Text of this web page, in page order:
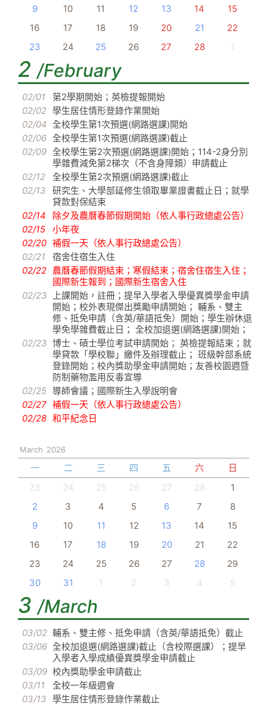
9
10 11 12 13 14
15
16
17 18 19 20 21
22
23
24 25 26 27 28 1
2 /February
02/01
第2學期開始；英檢提報開始
02/02 學生居住情形登錄作業開始
02/04 全校學生第1次預選(網路選課)開始
02/06 全校學生第1次預選(網路選課)截止
02/09 全校學生第2次預選(網路選課)開始；114-2身分別
學雜費減免第2梯次（不含身障類）申請截止
02/12
全校學生第2次預選(網路選課)截止
02/13
研究生、大學部延修生領取畢業證書截止日；就學
貸款對保結束
02/14
除夕及農曆春節假期開始（依人事行政總處公告）
02/15
小年夜
02/20 補假一天（依人事行政總處公告）
02/21
宿舍住宿生入住
02/22 農曆春節假期結束；寒假結束；宿舍住宿生入住；
國際新生報到；國際新生宿舍入住
02/23
上課開始，註冊；提早入學者入學優異獎學金申請
開始；校外表現傑出獎勵申請開始； 輔系、雙主
修、抵免申請（含英/華語抵免）開始；學生辦休退
學免學雜費截止日； 全校加退選(網路選課)開始；
02/23 博士、碩士學位考試申請開始； 英檢提報結束；就
學貸款「學校聯」繳件及辦理截止； 班級幹部系統
登錄開始；校內獎助學金申請開始；友善校園週暨
防制藥物濫用反毒宣導
02/25 導師會議；國際新生入學說明會
02/27 補假一天（依人事行政總處公告）
02/28 和平紀念日
March 2026
一 二 三 四 五 六
日
23
24 25 26 27 28
1
2
3 4 5 6 7
8
9
10 11 12 13 14
15
16
17 18 19 20 21
22
23
24 25 26 27 28
29
30
31 1 2 3 4 5
3 /March
03/02 輔系、雙主修、抵免申請（含英/華語抵免）截止
03/06 全校加退選(網路選課)截止（含校際選課）；提早
入學者入學成績優異獎學金申請截止
03/09 校內獎助學金申請截止
03/11
全校一年級週會
03/13 學生居住情形登錄作業截止